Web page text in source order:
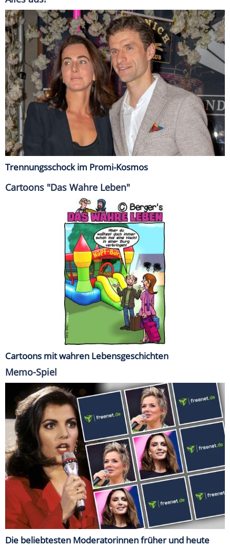
Trennungsschock im Promi-Kosmos
Cartoons "Das Wahre Leben"
Cartoons mit wahren Lebensgeschichten
Memo-Spiel
Die beliebtesten Moderatorinnen früher und heute